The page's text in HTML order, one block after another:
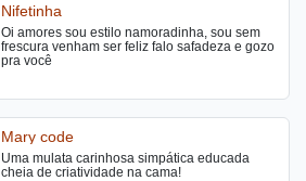
Nifetinha
Oi amores sou estilo namoradinha, sou sem
frescura venham ser feliz falo safadeza e gozo
pra você
Mary code
Uma mulata carinhosa simpática educada
cheia de criatividade na cama!